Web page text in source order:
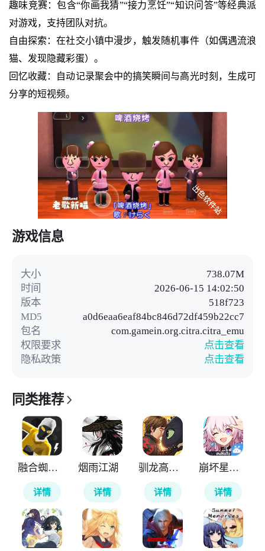
趣味竞赛：包含“你画我猜”“接力烹饪”“知识问答”等经典派
对游戏，支持团队对抗。
自由探索：在社交小镇中漫步，触发随机事件（如偶遇流浪
猫、发现隐藏彩蛋）。
回忆收藏：自动记录聚会中的搞笑瞬间与高光时刻，生成可
分享的短视频。
游戏信息
大小
738.07M
时间
2026-06-15 14:02:50
版本
518f723
MD5
a0d6eaa6eaf84bc846d72df459b22cc7
包名
com.gamein.org.citra.citra_emu
权限要求
点击查看
隐私政策
点击查看
同类推荐
融合蜘蛛侠
详情
烟雨江湖
详情
驯龙高手旅程
详情
崩坏星穹铁道云游戏
详情